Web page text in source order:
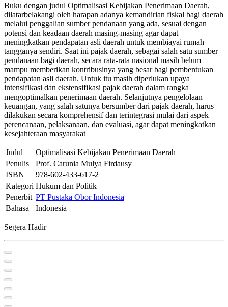
Buku dengan judul Optimalisasi Kebijakan Penerimaan Daerah,
dilatarbelakangi oleh harapan adanya kemandirian fiskal bagi daerah
melalui penggalian sumber pendanaan yang ada, sesuai dengan
potensi dan keadaan daerah masing-masing agar dapat
meningkatkan pendapatan asli daerah untuk membiayai rumah
tangganya sendiri. Saat ini pajak daerah, sebagai salah satu sumber
pendanaan bagi daerah, secara rata-rata nasional masih belum
mampu memberikan kontribusinya yang besar bagi pembentukan
pendapatan asli daerah. Untuk itu masih diperlukan upaya
intensifikasi dan ekstensifikasi pajak daerah dalam rangka
mengoptimalkan penerimaan daerah. Selanjutnya pengelolaan
keuangan, yang salah satunya bersumber dari pajak daerah, harus
dilakukan secara komprehensif dan terintegrasi mulai dari aspek
perencanaan, pelaksanaan, dan evaluasi, agar dapat meningkatkan
kesejahteraan masyarakat
Judul
Optimalisasi Kebijakan Penerimaan Daerah
Penulis
Prof. Carunia Mulya Firdausy
ISBN
978-602-433-617-2
Kategori Hukum dan Politik
Penerbit PT Pustaka Obor Indonesia
Bahasa
Indonesia
Segera Hadir